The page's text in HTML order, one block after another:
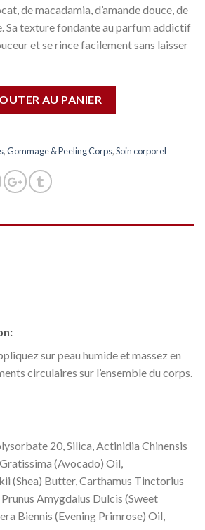
de macadamia, d’amande douce, de
Sa texture fondante au parfum addictif
et se rince facilement sans laisser
AU PANIER
,Gommage & Peeling Corps,Soin corporel
sur peau humide et massez en
circulaires sur l’ensemble du corps.
20, Silica, Actinidia Chinensis
(Avocado) Oil,
(Shea) Butter, Carthamus Tinctorius
Amygdalus Dulcis (Sweet
Biennis (Evening Primrose) Oil,